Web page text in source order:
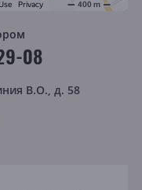
08
В.О., д. 58